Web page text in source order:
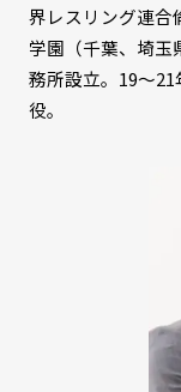
界レスリング連合
学園（千葉、埼玉
務所設立。19〜
役。